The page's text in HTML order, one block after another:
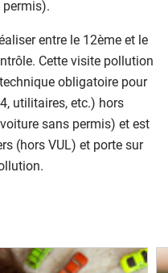
permis).
entre le 12ème et le
Cette visite pollution
obligatoire pour
utilitaires, etc.) hors
sans permis) et est
(hors VUL) et porte sur